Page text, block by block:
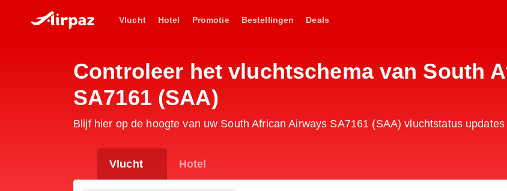
Vlucht Hotel Promotie Bestellingen Deals
Controleer het vluchtschema van South
SA7161 (SAA)
Blijf hier op de hoogte van uw South African Airways SA7161 (SAA) vluchtstatus updates
Vlucht Hotel